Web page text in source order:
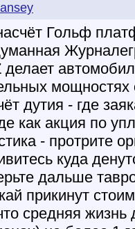
Гольф
делает
дутия - где
как акция по
- протрите
куда
дальше
прикинут
средняя